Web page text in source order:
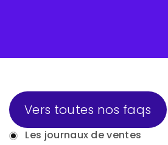
Vers toutes nos faqs
Les journaux de ventes